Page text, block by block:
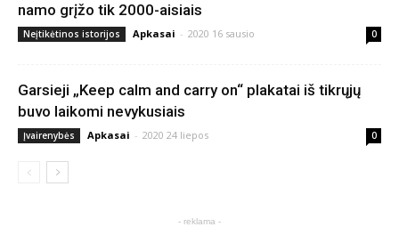
namo grįžo tik 2000-aisiais
Neįtikėtinos istorijos Apkasai - 2020 16 sausio 0
Garsieji „Keep calm and carry on“ plakatai iš tikrųjų
buvo laikomi nevykusiais
Įvairenybės Apkasai - 2020 24 liepos 0
- reklama -